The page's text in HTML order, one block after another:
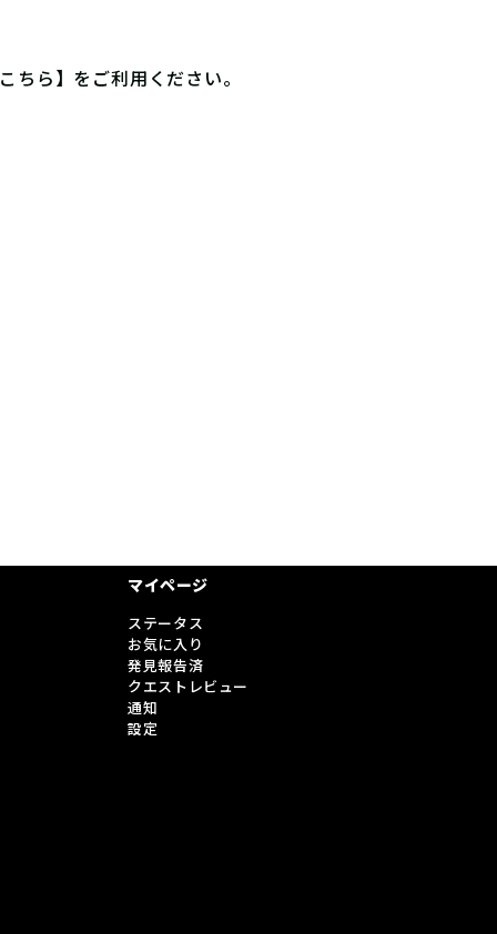
こちら】 をご利用ください。
マイページ
ステータス
お気に入り
発見報告済
クエストレビュー
通知
設定